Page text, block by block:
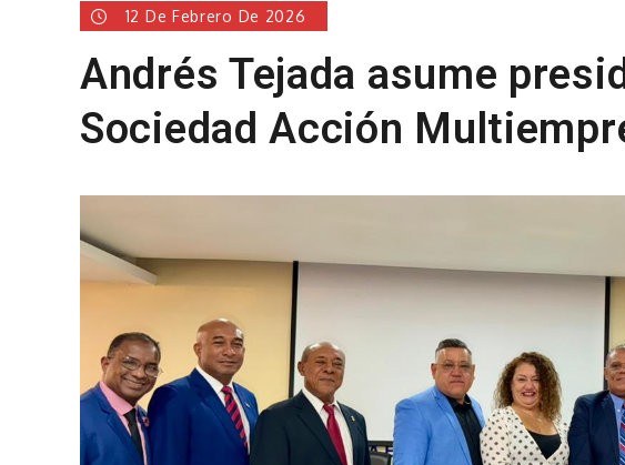
12 De Febrero De 2026
Andrés Tejada asume
Sociedad Acción